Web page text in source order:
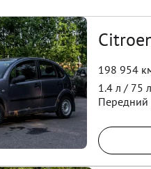
198 954
1.4л / 75
Передний